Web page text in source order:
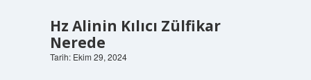
Hz Alinin Kılıcı Zülfikar
Nerede
Tarih: Ekim 29, 2024